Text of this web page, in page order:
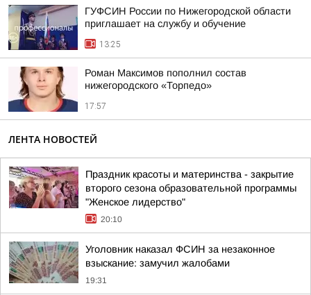
ГУФСИН России по Нижегородской области
приглашает на службу и обучение
13:25
Роман Максимов пополнил состав
нижегородского «Торпедо»
17:57
ЛЕНТА НОВОСТЕЙ
Праздник красоты и материнства - закрытие
второго сезона образовательной программы
"Женское лидерство"
20:10
Уголовник наказал ФСИН за незаконное
взыскание: замучил жалобами
19:31